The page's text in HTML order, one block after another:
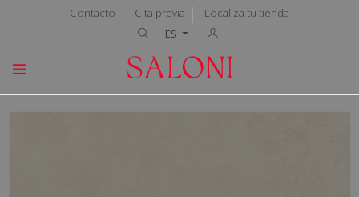
Contacto Cita previa
Localiza tu tienda
ES